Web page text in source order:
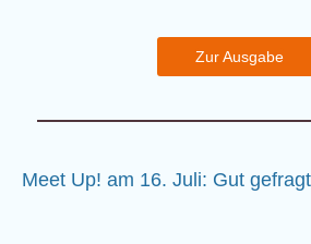
Zur Ausgabe
Meet Up! am 16. Juli: Gut